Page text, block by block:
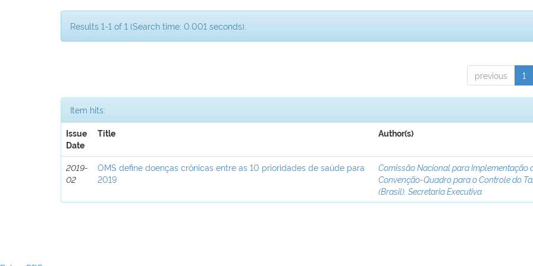
Results 1-1 of 1 (Search time: 0.001 seconds).
previous 1
Item hits:
Issue
Date
Title Author(s)
2019-
02
OMS define doenças crônicas entre as 10 prioridades de saúde para
2019
Comissão Nacional para Implementação
Convenção-Quadro para o Controle do
(Brasil). Secretaria Executiva